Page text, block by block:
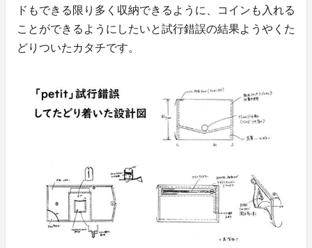
ドもできる限り多く収納できるように、コインも入れる
ことができるようにしたいと試行錯誤の結果ようやくた
どりついたカタチです。